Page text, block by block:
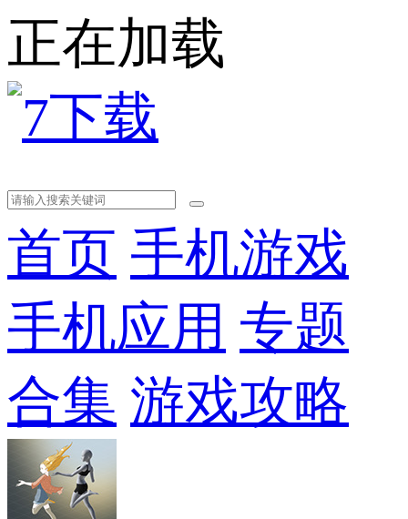
正在加载
首页 手机游戏
手机应用 专题
合集 游戏攻略